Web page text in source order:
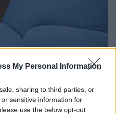
My Personal Information
sharing to third parties, or
sensitive information for
use the below opt-out